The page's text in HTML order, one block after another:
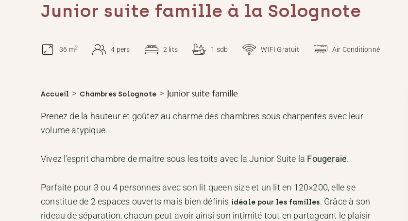
Junior suite famille à la Solognote
36 m2 4 pers 2 lits 1 sdb WIFI Gratuit Air Conditionné
Accueil > Chambres Solognote > Junior suite famille
Prenez de la hauteur et goûtez au charme des chambres sous charpentes avec leur
volume atypique.
Vivez l’esprit chambre de maître sous les toits avec la Junior Suite la Fougeraie.
Parfaite pour 3 ou 4 personnes avec son lit queen size et un lit en 120×200, elle se
constitue de 2 espaces ouverts mais bien définis idéale pour les familles. Grâce à son
rideau de séparation, chacun peut avoir ainsi son intimité tout en partageant le plaisir